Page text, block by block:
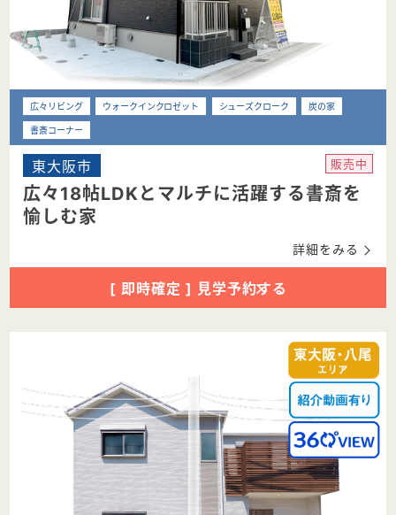
広々リビング ウォークインクロゼット シューズクローク
炭の家
書斎コーナー
東大阪市 販売中
広々18帖LDKとマルチに活躍する書斎を
愉しむ家
詳細をみる
[ 即時確定 ] 見学予約する